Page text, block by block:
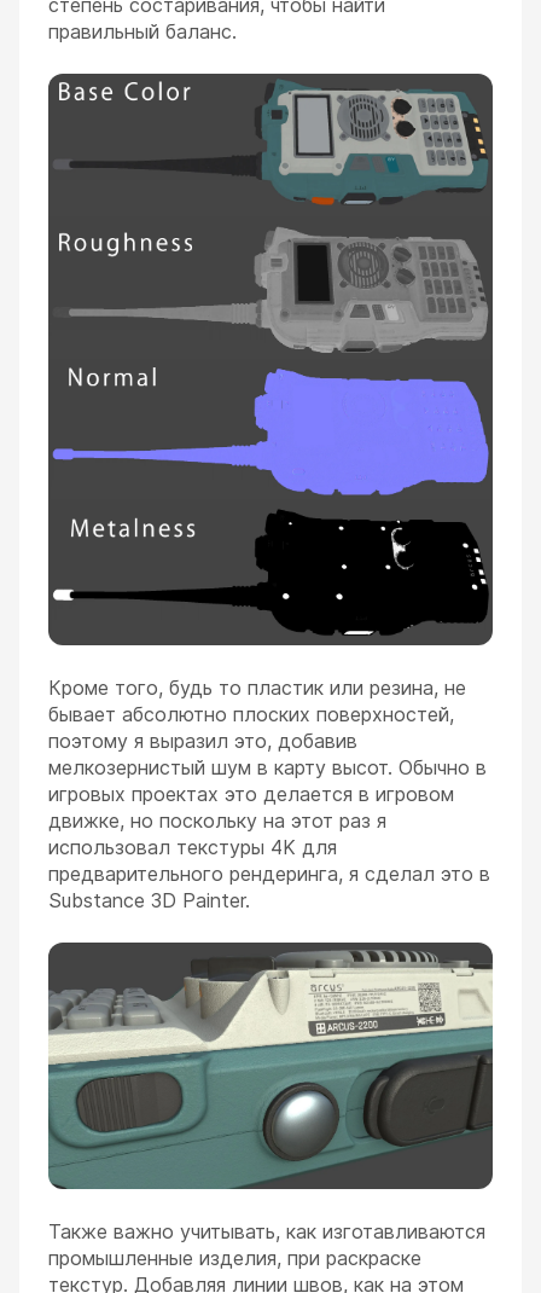
правильный баланс.
Кроме того, будь то пластик или резина, не
бывает абсолютно плоских поверхностей,
поэтому я выразил это, добавив
мелкозернистый шум в карту высот. Обычно в
игровых проектах это делается в игровом
движке, но поскольку на этот раз я
использовал текстуры 4K для
предварительного рендеринга, я сделал это в
Substance 3D Painter.
Также важно учитывать, как изготавливаются
промышленные изделия, при раскраске
текстур. Добавляя линии швов, как на этом